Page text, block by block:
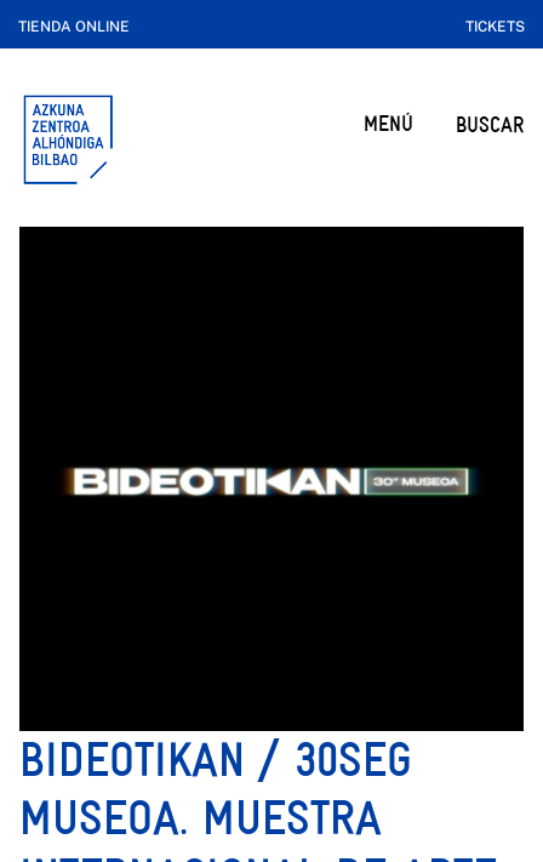
TIENDA ONLINE TICKETS
MENÚ BUSCAR
BIDEOTIKAN / 30SEG
MUSEOA. MUESTRA